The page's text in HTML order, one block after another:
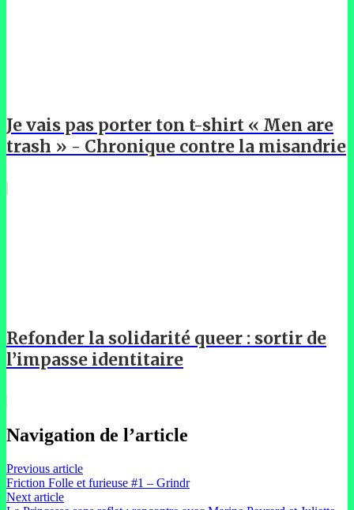
Je vais pas porter ton t-shirt « Men are
trash » - Chronique contre la misandrie
Refonder la solidarité queer : sortir de
l’impasse identitaire
Navigation de l’article
Previous article
Friction Folle et furieuse #1 – Grindr
Next article